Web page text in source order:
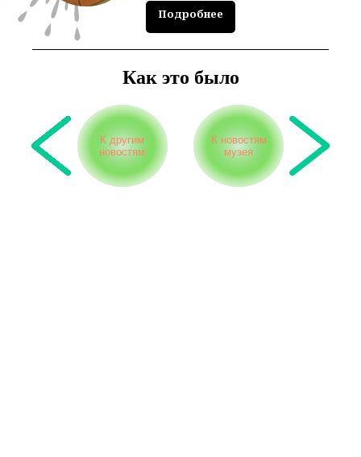
Подробнее
Как это было
К другим
новостям
К новостям
музея